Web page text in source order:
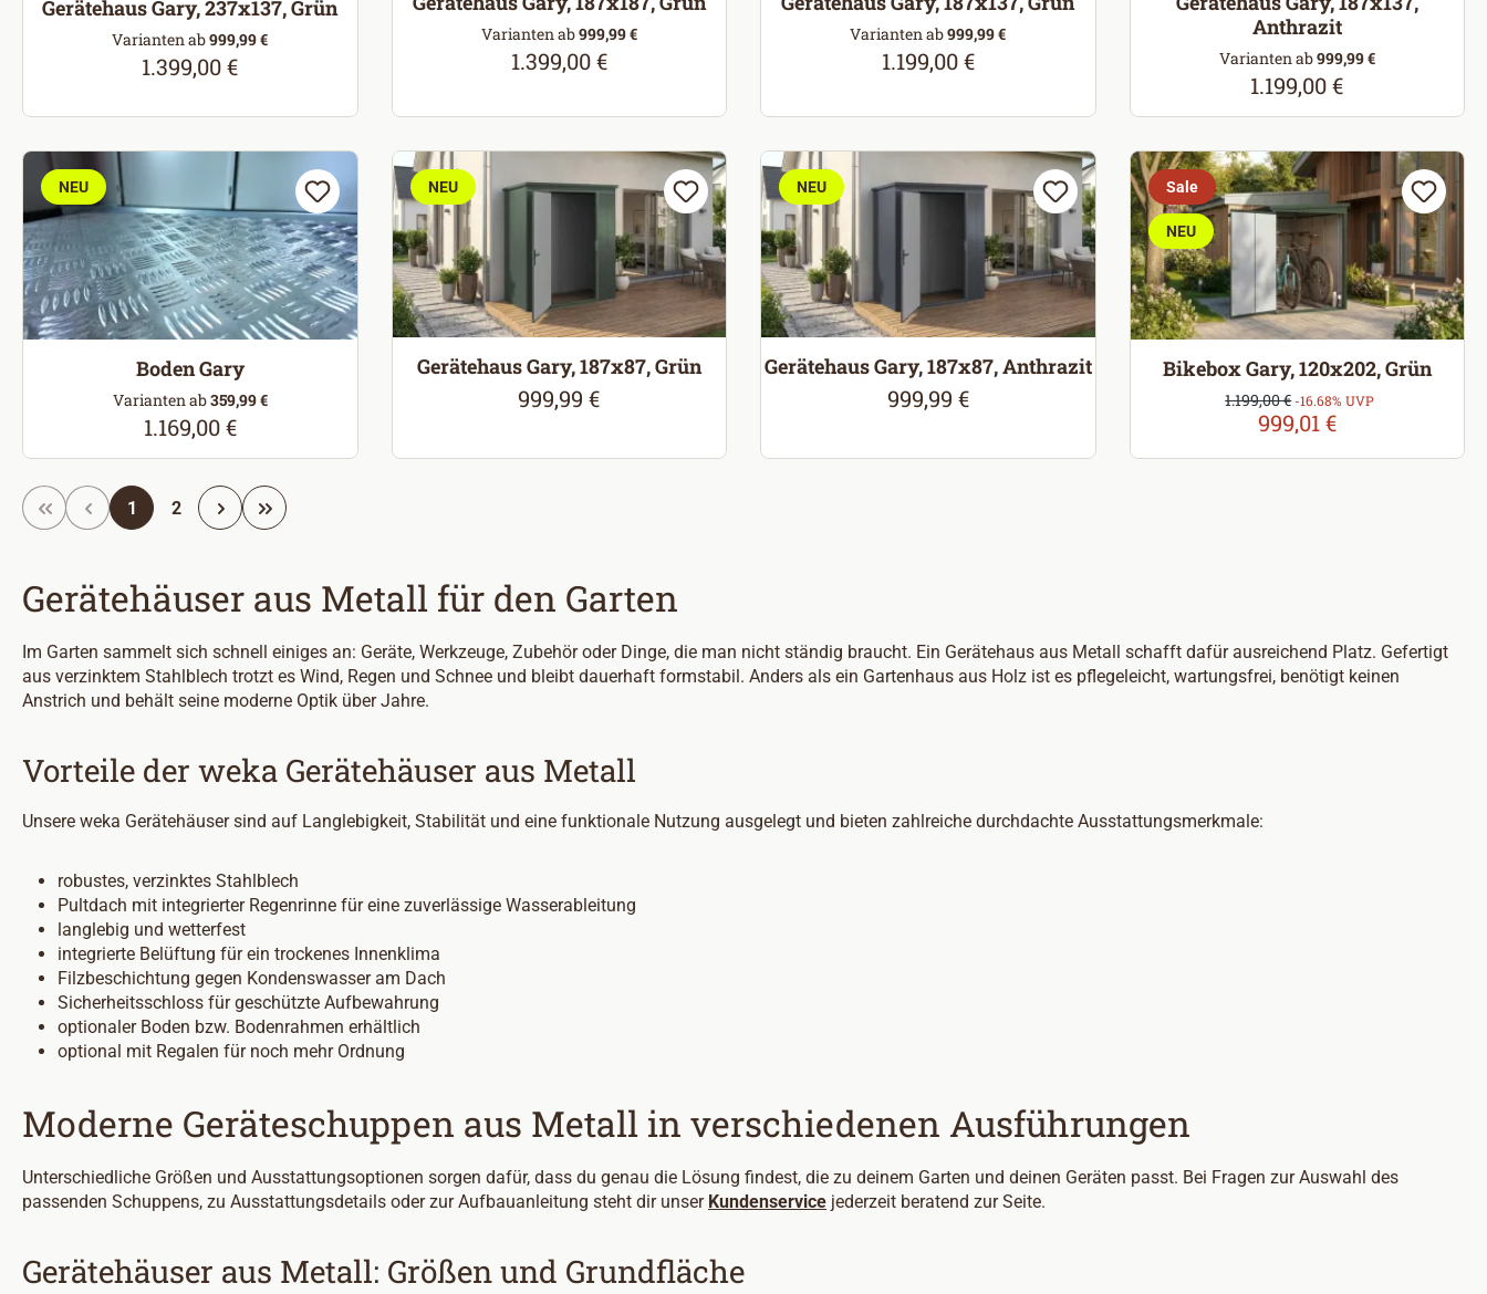
Gerätehaus Gary, 237x137, Grün
Varianten ab999,99 €
Regulärer Preis:
1.399,00 €
Varianten ab999,99 €
Regulärer Preis:
1.399,00 €
Varianten ab999,99 €
Regulärer Preis:
1.199,00 €
Anthrazit
Varianten ab999,99 €
Regulärer Preis:
1.199,00 €
NEU
Boden Gary
Varianten ab359,99 €
Regulärer Preis:
1.169,00 €
NEU
Gerätehaus Gary, 187x87, Grün
Regulärer Preis:
999,99 €
NEU
Gerätehaus Gary, 187x87, Anthrazit
Regulärer Preis:
999,99 €
Sale
NEU
Bikebox Gary, 120x202, Grün
Verkaufspreis:
999,01 €
Regulärer Preis:
1.199,00 € -16.68% UVP
Seite
1 Seite
2
Gerätehäuser aus Metall für den Garten
Im Garten sammelt sich schnell einiges an: Geräte, Werkzeuge, Zubehör oder Dinge, die man nicht ständig braucht. Ein Gerätehaus aus Metall schafft dafür ausreichend Platz. Gefertigt
aus verzinktem Stahlblech trotzt es Wind, Regen und Schnee und bleibt dauerhaft formstabil. Anders als ein Gartenhaus aus Holz ist es pflegeleicht, wartungsfrei, benötigt keinen
Anstrich und behält seine moderne Optik über Jahre.
Vorteile der weka Gerätehäuser aus Metall
Unsere weka Gerätehäuser sind auf Langlebigkeit, Stabilität und eine funktionale Nutzung ausgelegt und bieten zahlreiche durchdachte Ausstattungsmerkmale:
robustes, verzinktes Stahlblech
Pultdach mit integrierter Regenrinne für eine zuverlässige Wasserableitung
langlebig und wetterfest
integrierte Belüftung für ein trockenes Innenklima
Filzbeschichtung gegen Kondenswasser am Dach
Sicherheitsschloss für geschützte Aufbewahrung
optionaler Boden bzw. Bodenrahmen erhältlich
optional mit Regalen für noch mehr Ordnung
Moderne Geräteschuppen aus Metall in verschiedenen Ausführungen
Unterschiedliche Größen und Ausstattungsoptionen sorgen dafür, dass du genau die Lösung findest, die zu deinem Garten und deinen Geräten passt. Bei Fragen zur Auswahl des
passenden Schuppens, zu Ausstattungsdetails oder zur Aufbauanleitung steht dir unser Kundenservice jederzeit beratend zur Seite.
Gerätehäuser aus Metall: Größen und Grundfläche